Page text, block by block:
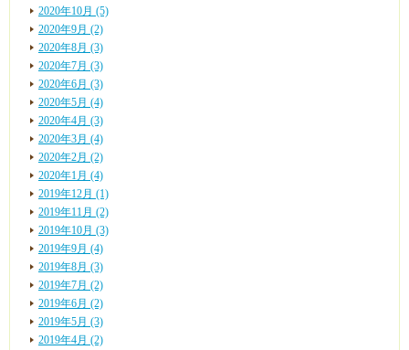
2020年10月 (5)
2020年9月 (2)
2020年8月 (3)
2020年7月 (3)
2020年6月 (3)
2020年5月 (4)
2020年4月 (3)
2020年3月 (4)
2020年2月 (2)
2020年1月 (4)
2019年12月 (1)
2019年11月 (2)
2019年10月 (3)
2019年9月 (4)
2019年8月 (3)
2019年7月 (2)
2019年6月 (2)
2019年5月 (3)
2019年4月 (2)